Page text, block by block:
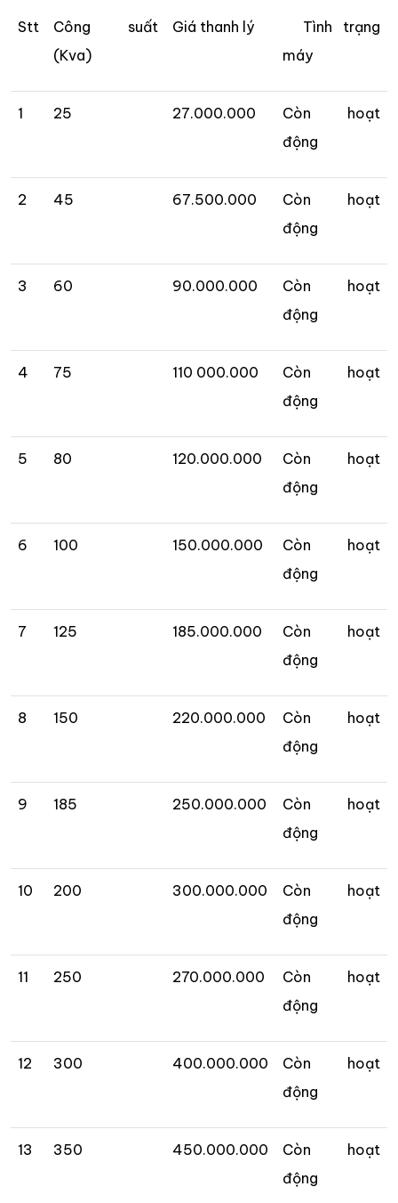
Stt
Công suất
(Kva)
Giá thanh lý
Tình trạng
máy
1 25 27.000.000
Còn hoạt
động
2 45 67.500.000
Còn hoạt
động
3 60 90.000.000
Còn hoạt
động
4 75 110 000.000
Còn hoạt
động
5 80 120.000.000
Còn hoạt
động
6 100 150.000.000
Còn hoạt
động
7 125 185.000.000
Còn hoạt
động
8 150 220.000.000
Còn hoạt
động
9 185 250.000.000
Còn hoạt
động
10 200 300.000.000
Còn hoạt
động
11 250 270.000.000
Còn hoạt
động
12 300 400.000.000
Còn hoạt
động
13 350 450.000.000
Còn hoạt
động